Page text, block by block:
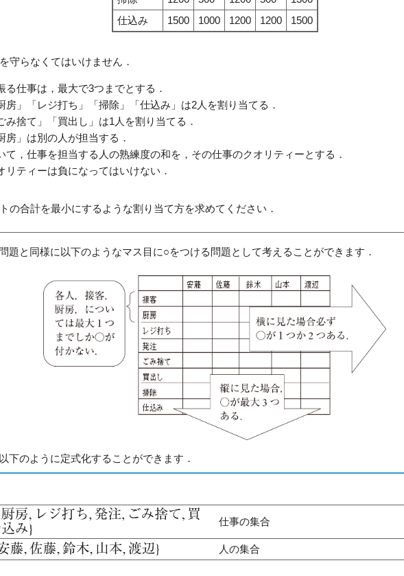
仕込み
1500 1000 1200 1200 1500
守らなくてはいけません．
る仕事は，最大で3つまでとする．
房」「レジ打ち」「掃除」「仕込み」は2人を割り当てる．
み捨て」「買出し」は1人を割り当てる．
房」は別の人が担当する．
て，仕事を担当する人の熟練度の和を，その仕事のクオリティーとする．
リティーは負になってはいけない．
の合計を最小にするような割り当て方を求めてください．
題と同様に以下のようなマス目に○をつける問題として考えることができます．
下のように定式化することができます．
仕事の集合
人の集合